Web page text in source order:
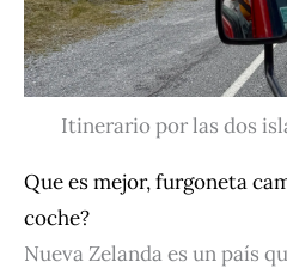
Itinerario por las dos
Que es mejor, furgoneta
coche?
Nueva Zelanda es un país